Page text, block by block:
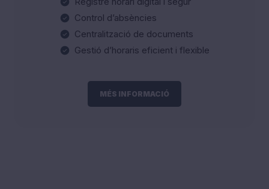
Control d’absències
Centralització de documents
Gestió d’horaris eficient i flexible
MÉS INFORMACIÓ